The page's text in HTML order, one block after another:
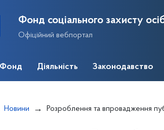
Фонд соціального захисту
Офіційний вебпортал
Діяльність Законодавство
Новини Розроблення та впровадження